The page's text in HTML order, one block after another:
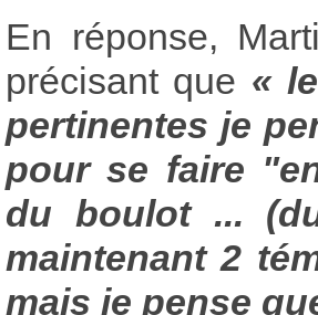
En réponse,
précisant que «
pertinentes je
pour se faire
du boulot ...
maintenant 2
mais je pense